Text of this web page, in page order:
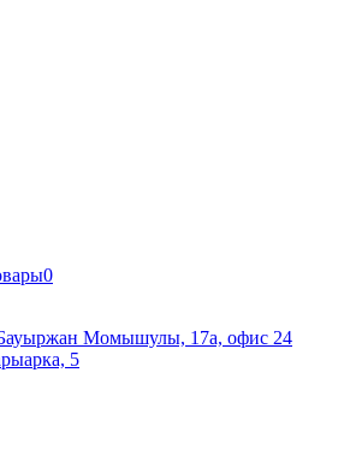
0
Бауыржан Момышулы, 17а, офис 24
5